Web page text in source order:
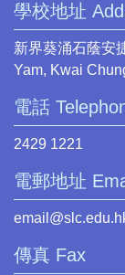
學校地址
新界葵涌石蔭安
Yam, Kwai
電話
2429 1221
電郵地址
傳真 Fax